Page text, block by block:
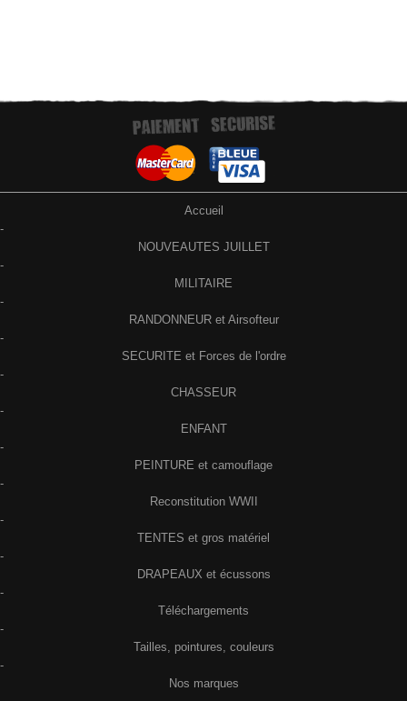
Accueil
-
NOUVEAUTES JUILLET
-
MILITAIRE
-
RANDONNEUR et Airsofteur
-
SECURITE et Forces de l'ordre
-
CHASSEUR
-
ENFANT
-
PEINTURE et camouflage
-
Reconstitution WWII
-
TENTES et gros matériel
-
DRAPEAUX et écussons
-
Téléchargements
-
Tailles, pointures, couleurs
-
Nos marques